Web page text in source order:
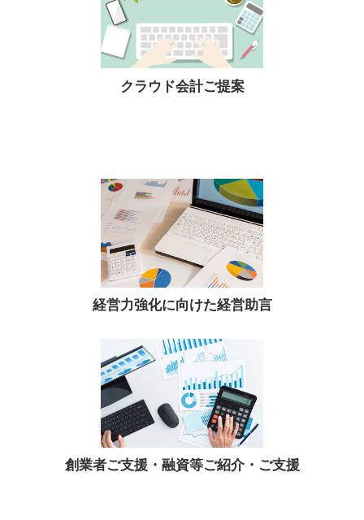
クラウド会計ご提案
経営力強化に向けた経営助言
創業者ご支援・融資等ご紹介・ご支援